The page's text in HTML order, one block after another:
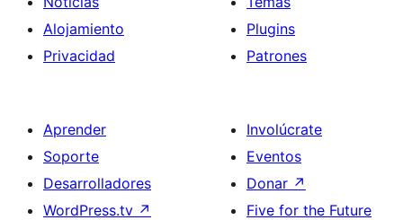
Alojamiento
Privacidad
Plugins
Patrones
Aprender
Soporte
Desarrolladores
WordPress.tv ↗
Involúcrate
Eventos
Donar ↗
Five for the Future